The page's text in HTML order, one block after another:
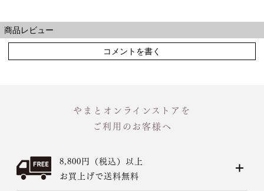
商品レビュー
コメントを書く
やまとオンラインストアを
ご利用のお客様へ
8,800円（税込）以上
お買上げで送料無料